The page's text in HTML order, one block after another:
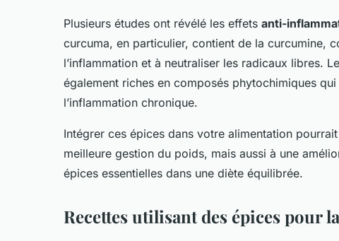
Plusieurs études ont révélé les effets anti-
curcuma, en particulier, contient de la curcumine,
l’inflammation et à neutraliser les radicaux libres.
également riches en composés phytochimiques qui
l’inflammation chronique.
Intégrer ces épices dans votre alimentation
meilleure gestion du poids, mais aussi à une
épices essentielles dans une diète équilibrée.
Recettes utilisant des épices pour